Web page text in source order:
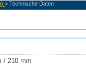
> Technische Daten
/ 210 mm